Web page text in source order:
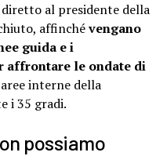
al presidente della
affinchévengano
guida e i
affrontare le ondate di
interne della
i 35 gradi.
possiamo